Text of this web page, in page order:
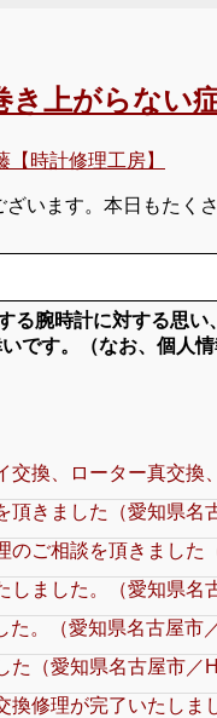
上がらない
【時計修理工房】
います。本日もたく
る腕時計に対する思
です。（なお、個人
換、ローター真交
きました（愛知県名
ご相談を頂きました
ました。（愛知県名
。（愛知県名古屋市
（愛知県名古屋市／H
修理が完了いたしま